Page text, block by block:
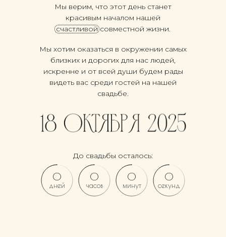
Мы верим, что этот день станет
красивым началом нашей
счастливой совместной жизни.
Мы хотим оказаться в окружении самых
близких и дорогих для нас людей,
искренне и от всей души будем рады
видеть вас среди гостей на нашей
свадьбе.
0
дней
0
часов
0
минут
0
секунд
До свадьбы осталось: